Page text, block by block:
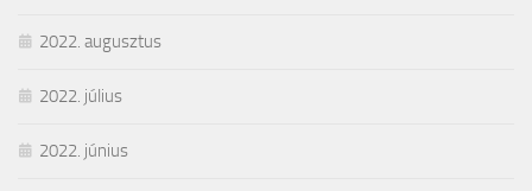
2022. augusztus
2022. július
2022. június